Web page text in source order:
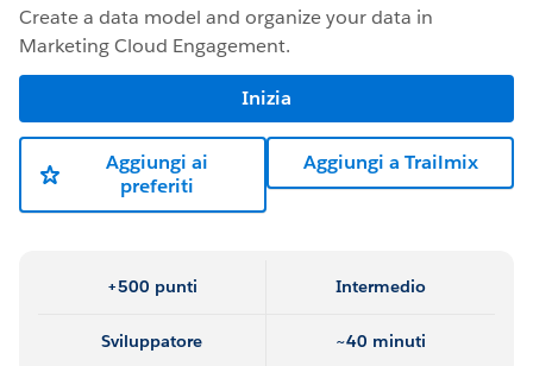
Create a data model and organize your data in
Marketing Cloud Engagement.
Inizia
Aggiungi ai
preferiti
Aggiungi a Trailmix
+500 punti Intermedio
Sviluppatore ~40 minuti